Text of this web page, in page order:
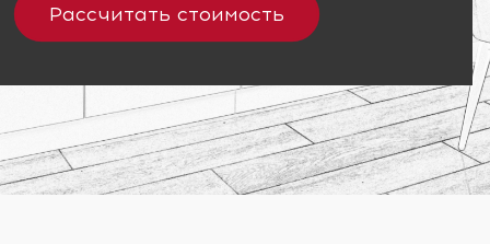
Рассчитать стоимость